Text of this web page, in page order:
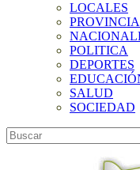
LOCALES
POLITICA
DEPORTES
SALUD
SOCIEDAD